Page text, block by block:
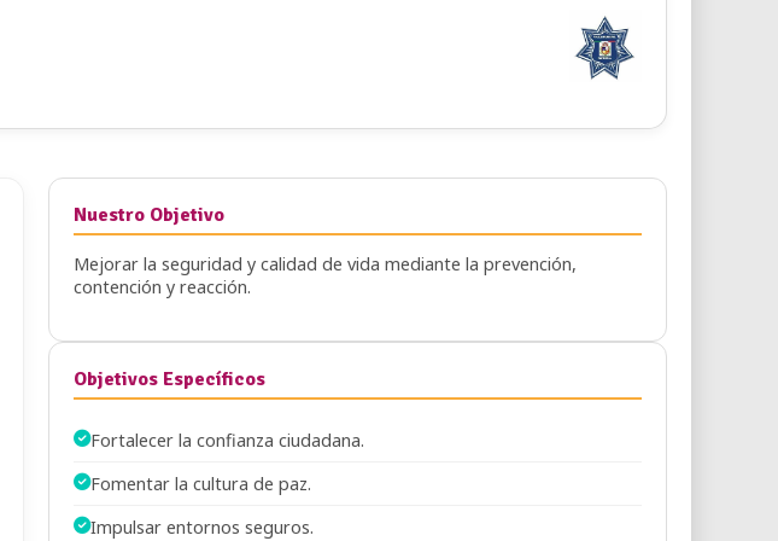
Nuestro Objetivo
Mejorar la seguridad y calidad de vida mediante la prevención,
contención y reacción.
Objetivos Específicos
Fortalecer la confianza ciudadana.
Fomentar la cultura de paz.
Impulsar entornos seguros.